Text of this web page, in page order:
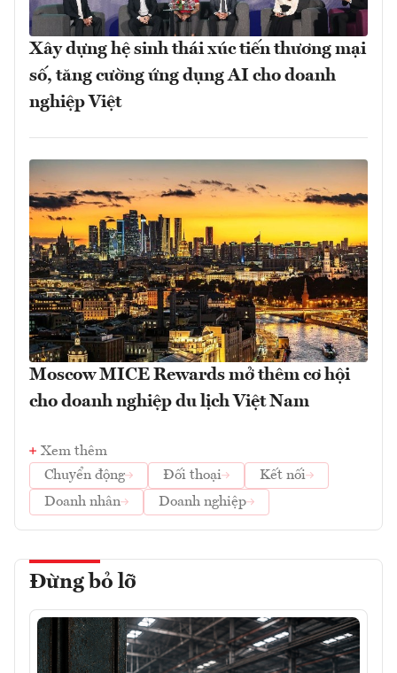
Xây dựng hệ sinh thái xúc tiến thương mại
số, tăng cường ứng dụng AI cho doanh
nghiệp Việt
Moscow MICE Rewards mở thêm cơ hội
cho doanh nghiệp du lịch Việt Nam
Xem thêm
Chuyển động
Đối thoại
Kết nối
Doanh nhân
Doanh nghiệp
Đừng bỏ lỡ